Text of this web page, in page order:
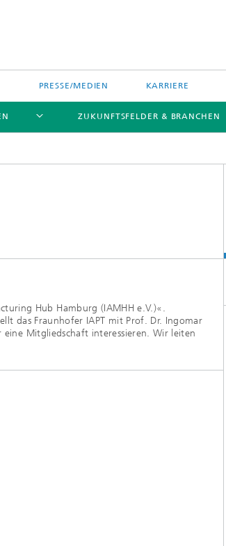
PRESSE/MEDIEN KARRIERE
ZUKUNFTSFELDER & BRANCHEN
Hub Hamburg (IAMHH e.V.)«.
das Fraunhofer IAPT mit Prof. Dr. Ingomar
eine Mitgliedschaft interessieren. Wir leiten